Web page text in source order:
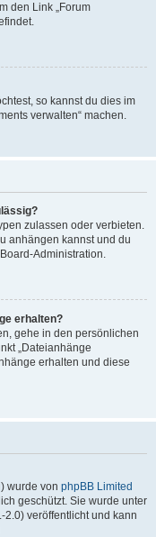
den Link „Forum
so kannst du dies im
verwalten“ machen.
zulassen oder verbieten.
anhängen kannst und du
Administration.
erhalten?
gehe in den persönlichen
„Dateianhänge
erhalten und diese
wurde von phpBB Limited
geschützt. Sie wurde unter
2.0) veröffentlicht und kann